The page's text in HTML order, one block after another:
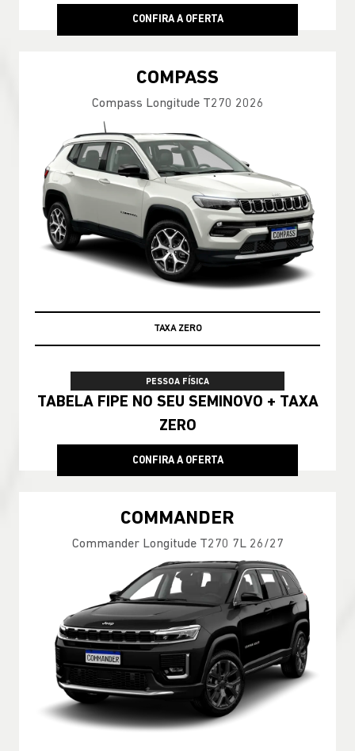
CONFIRA A OFERTA
COMPASS
Compass Longitude T270 2026
TAXA ZERO
PESSOA FÍSICA
TABELA FIPE NO SEU SEMINOVO + TAXA
ZERO
CONFIRA A OFERTA
COMMANDER
Commander Longitude T270 7L 26/27